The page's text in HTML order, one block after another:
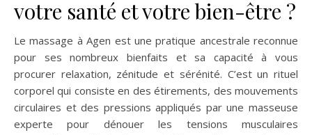
votre santé et votre bien-être ?
Le massage à Agen est une pratique ancestrale reconnue
pour ses nombreux bienfaits et sa capacité à vous
procurer relaxation, zénitude et sérénité. C’est un rituel
corporel qui consiste en des étirements, des mouvements
circulaires et des pressions appliqués par une masseuse
experte pour dénouer les tensions musculaires